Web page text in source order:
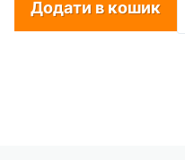
Додати в кошик